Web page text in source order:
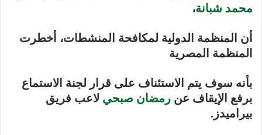
محمد شبانة،
أن المنظمة الدولية لمكافحة المنشطات، أخطرت
المنظمة المصرية
بأنه سوف يتم الاستئناف على قرار لجنة الاستماع
برفع الإيقاف عن رمضان صبحي لاعب فريق
بيراميدز.